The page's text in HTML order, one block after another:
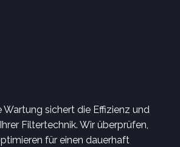
Wartung sichert die Effizienz und
Filtertechnik. Wir überprüfen,
für einen dauerhaft